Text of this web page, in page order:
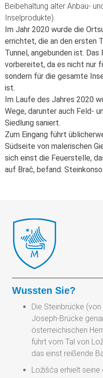
Beibehaltung alter Anbau-
Inselprodukte).
Im Jahr 2020 wurde die
errichtet, die an den ersten
Tunnel, angebunden ist.
vorbereitet, da es nicht nur
sondern für die gesamte
ist.
Im Laufe des Jahres 2020
Wege, darunter auch Feld-
Siedlung saniert.
Zum Eingang führt
Südseite von malerischen
sich einst die Feuerstelle,
auf Brač, befand.
Wussten Sie?
Die Steinbrücke
Joseph-Brücke
österreichischen
führt vom Tal von
das einst reißende
Ložišća erhielt